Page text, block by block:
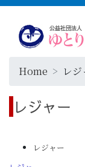
Home レジ
レジャー
レジャー